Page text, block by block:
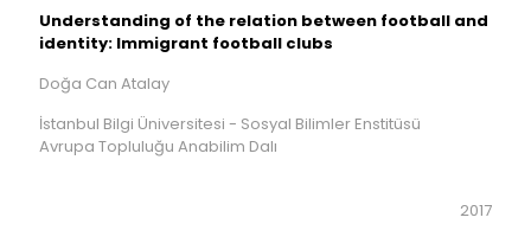
Understanding of the relation between football and
identity: Immigrant football clubs
Doğa Can Atalay
İstanbul Bilgi Üniversitesi - Sosyal Bilimler Enstitüsü
Avrupa Topluluğu Anabilim Dalı
2017